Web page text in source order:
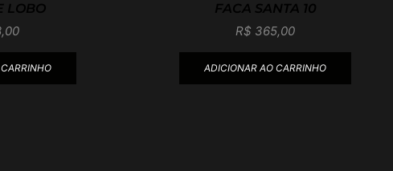
LOBO
FACA SANTA 10
R$ 365,00
ADICIONAR AO CARRINHO